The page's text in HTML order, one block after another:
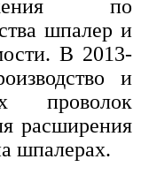
по
шпалер и
В 2013-
и
проволок
расширения
шпалерах.